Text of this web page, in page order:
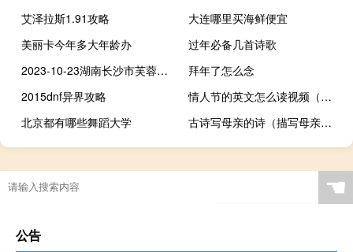
艾泽拉斯1.91攻略
大连哪里买海鲜便宜
美丽卡今年多大年龄办
过年必备几首诗歌
2023-10-23湖南长沙市芙蓉区(鹿茸菇)的报价是多少
拜年了怎么念
2015dnf异界攻略
情人节的英文怎么读视频（情人节的英文怎么读）
北京都有哪些舞蹈大学
古诗写母亲的诗（描写母亲的古诗）
☚
公告